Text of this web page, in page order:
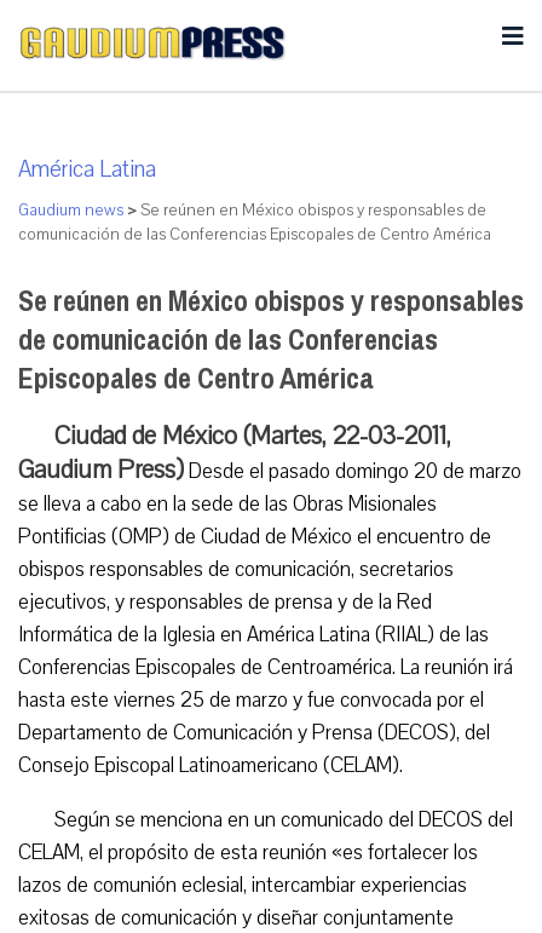
América Latina
Gaudium news >Se reúnen en México obispos y responsables de
comunicación de las Conferencias Episcopales de Centro América
Se reúnen en México obispos y responsables
de comunicación de las Conferencias
Episcopales de Centro América
Ciudad de México (Martes, 22-03-2011,
Gaudium Press)Desde el pasado domingo 20 de marzo
se lleva a cabo en la sede de las Obras Misionales
Pontificias (OMP) de Ciudad de México el encuentro de
obispos responsables de comunicación, secretarios
ejecutivos, y responsables de prensa y de la Red
Informática de la Iglesia en América Latina (RIIAL) de las
Conferencias Episcopales de Centroamérica. La reunión irá
hasta este viernes 25 de marzo y fue convocada por el
Departamento de Comunicación y Prensa (DECOS), del
Consejo Episcopal Latinoamericano (CELAM).
Según se menciona en un comunicado del DECOS del
CELAM, el propósito de esta reunión «es fortalecer los
lazos de comunión eclesial, intercambiar experiencias
exitosas de comunicación y diseñar conjuntamente